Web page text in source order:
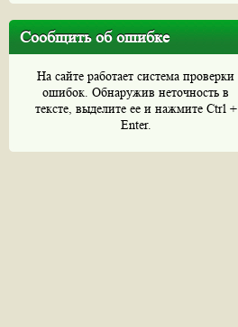
Сообщить об ошибке
На сайте работает система проверки
ошибок. Обнаружив неточность в
тексте, выделите ее и нажмите Ctrl +
Enter.